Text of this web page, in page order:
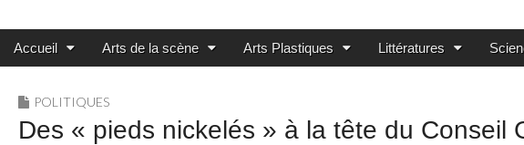
MADININ'ART
Main menu
Skip to content
Accueil Arts de la scène Arts Plastiques Littératures
POLITIQUES
Des « pieds nickelés » à la tête du Conseil